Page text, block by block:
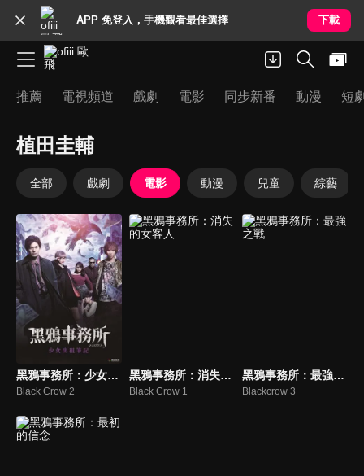
APP 免登入，手機觀看最佳選擇 下載
推薦 電視頻道 戲劇 電影 同步新番 動漫 短
植田圭輔
全部 戲劇 電影 動漫 兒童 綜藝
黑鴉事務所：少女出租筆記
Black Crow 2
黑鴉事務所：消失的女客人
Black Crow 1
黑鴉事務所：最強之戰
Blackcrow 3